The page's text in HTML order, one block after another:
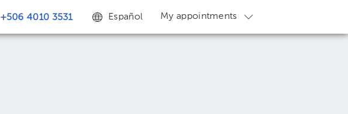
+506 4010 3531 Español My appointments